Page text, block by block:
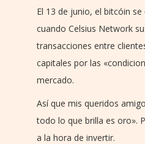
El 13 de junio, el bitcóin
cuando Celsius Network
transacciones entre
capitales por las
mercado.
Así que mis queridos
todo lo que brilla es oro».
a la hora de invertir.